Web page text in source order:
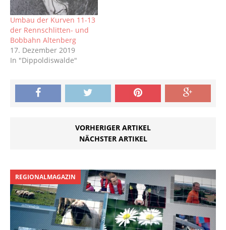
Umbau der Kurven 11-13
der Rennschlitten- und
Bobbahn Altenberg
17. Dezember 2019
In "Dippoldiswalde"
VORHERIGER ARTIKEL
NÄCHSTER ARTIKEL
REGIONALMAGAZIN